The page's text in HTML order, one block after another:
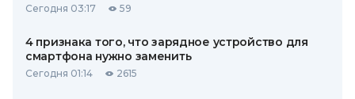
Сегодня 03:17 59
4 признака того, что зарядное устройство для
смартфона нужно заменить
Сегодня 01:14 2615